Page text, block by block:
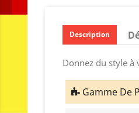
Description
Donnez du style
Gamme De